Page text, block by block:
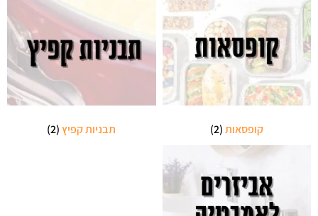
קופסאות(2) תבניות קפיץ(2)